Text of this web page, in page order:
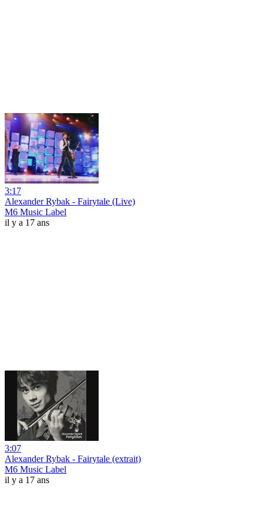
3:17
Alexander Rybak - Fairytale (Live)
M6 Music Label
il y a 17 ans
3:07
Alexander Rybak - Fairytale (extrait)
M6 Music Label
il y a 17 ans